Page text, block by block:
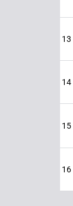
13
14
15
16